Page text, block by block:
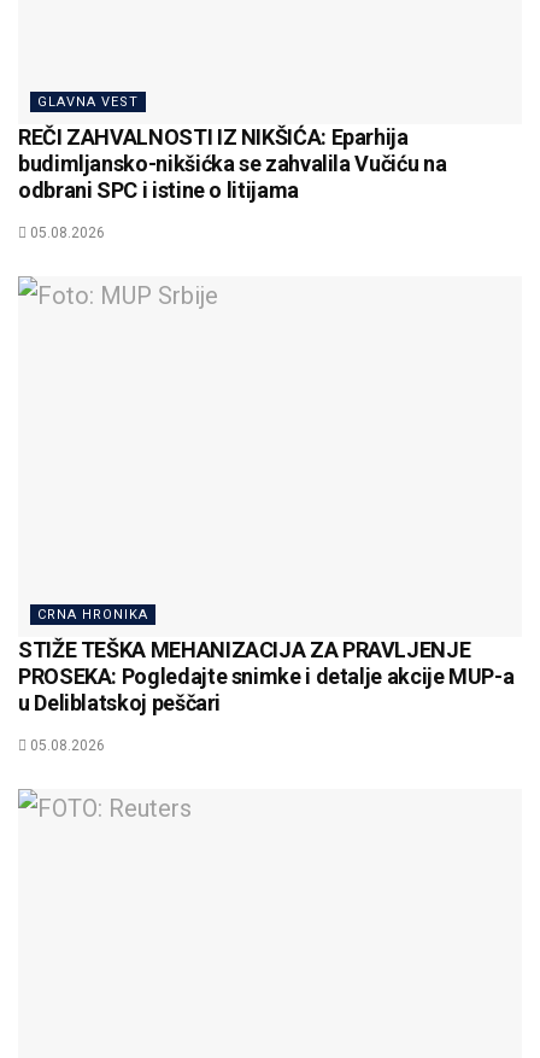
GLAVNA VEST
REČI ZAHVALNOSTI IZ NIKŠIĆA: Eparhija
budimljansko-nikšićka se zahvalila Vučiću na
odbrani SPC i istine o litijama
05.08.2026
CRNA HRONIKA
STIŽE TEŠKA MEHANIZACIJA ZA PRAVLJENJE
PROSEKA: Pogledajte snimke i detalje akcije MUP-a
u Deliblatskoj peščari
05.08.2026